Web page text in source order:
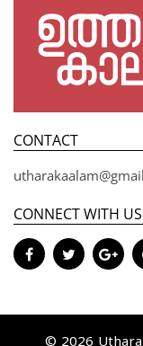
CONTACT
CONNECT WITH US
© 2026